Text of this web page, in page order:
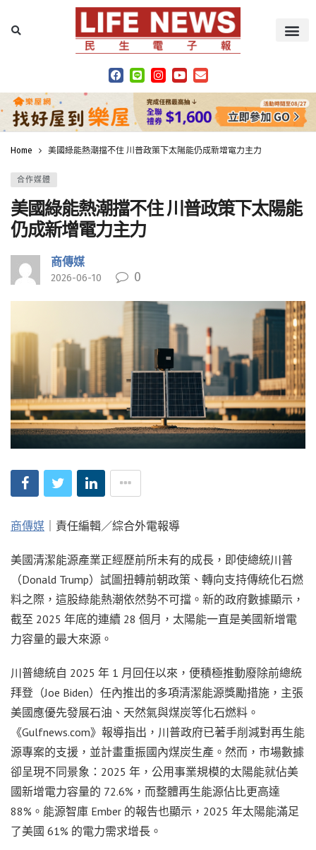
Home 美國綠能熱潮擋不住 川普政策下太陽能仍成新增電力主力
合作媒體
美國綠能熱潮擋不住 川普政策下太陽能
仍成新增電力主力
商傳媒
2026-06-10 0
商傳媒 ｜責任編輯／綜合外電報導
美國清潔能源產業正經歷前所未有的成長，即使總統川普
（Donald Trump）試圖扭轉前朝政策、轉向支持傳統化石燃
料之際，這股綠能熱潮依然勢不可擋。新的政府數據顯示，
截至 2025 年底的連續 28 個月，太陽能一直是美國新增電
力容量的最大來源。
川普總統自 2025 年 1 月回任以來，便積極推動廢除前總統
拜登（Joe Biden）任內推出的多項清潔能源獎勵措施，主張
美國應優先發展石油、天然氣與煤炭等化石燃料。
《Gulfnews.com》報導指出，川普政府已著手削減對再生能
源專案的支援，並計畫重振國內煤炭生產。然而，市場數據
卻呈現不同景象：2025 年，公用事業規模的太陽能就佔美
國新增電力容量的 72.6%，而整體再生能源佔比更高達
88%。能源智庫 Ember 的報告也顯示，2025 年太陽能滿足
了美國 61% 的電力需求增長。